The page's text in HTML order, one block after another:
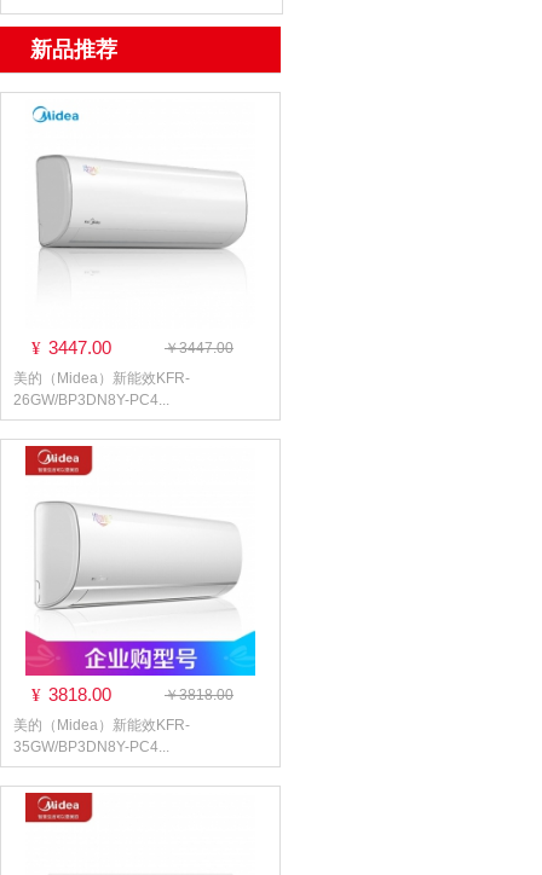
新品推荐
¥ 3447.00
￥3447.00
美的（Midea）新能效KFR-
26GW/BP3DN8Y-PC4...
¥ 3818.00
￥3818.00
美的（Midea）新能效KFR-
35GW/BP3DN8Y-PC4...